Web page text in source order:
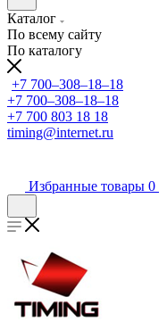
Каталог
По всему сайту
По каталогу
+7 700‒308‒18‒18
+7 700‒308‒18‒18
+7 700 803 18 18
timing@internet.ru
Избранные товары 0